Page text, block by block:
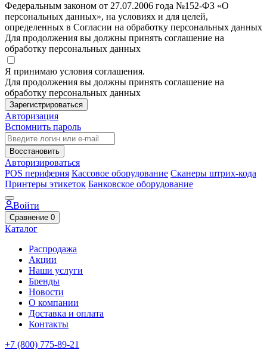
Федеральным законом от 27.07.2006 года №152-ФЗ «О
персональных данных», на условиях и для целей,
определенных в Согласии на обработку персональных данных
Для продолжения вы должны принять соглашение на
обработку персональных данных
Я принимаю условия соглашения.
Для продолжения вы должны принять соглашение на
обработку персональных данных
Зарегистрироваться
Авторизация
Вспомнить пароль
Восстановить
Авторизироваться
POS периферия Кассовое оборудование Сканеры штрих-кода
Принтеры этикеток Банковское оборудование
Войти
Сравнение 0
Каталог
Распродажа
Акции
Наши услуги
Бренды
Новости
О компании
Доставка и оплата
Контакты
+7 (800) 775-89-21